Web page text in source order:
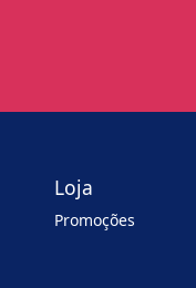
Loja
Promoções